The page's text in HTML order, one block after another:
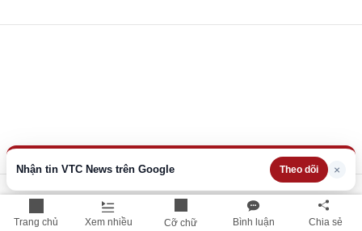
Trang chủ Xem nhiều Cỡ chữ Bình luận Chia sẻ
Nhận tin VTC News trên Google Theo dõi ×